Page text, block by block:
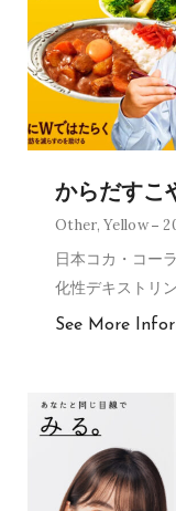
からだすこ
Other,Yellow
日本コカ・コー
化性デキストリ
See More